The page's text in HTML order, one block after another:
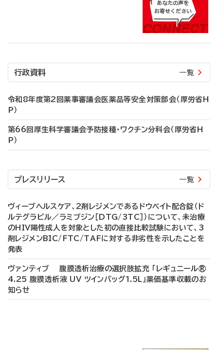
行政資料 一覧
令和8年度第2回薬事審議会医薬品等安全対策部会（厚労省H
P）
第66回厚生科学審議会予防接種・ワクチン分科会（厚労省H
P）
プレスリリース 一覧
ヴィーブヘルスケア、2剤レジメンであるドウベイト配合錠（ド
ルテグラビル／ラミブジン［DTG/3TC］）について、未治療
のHIV陽性成人を対象とした初の直接比較試験において、3
剤レジメンBIC/FTC/TAFに対する非劣性を示したことを
発表
ヴァンティブ 腹膜透析治療の選択肢拡充 「レギュニール®
4.25 腹膜透析液 UV ツインバッグ1.5L」薬価基準収載のお
知らせ